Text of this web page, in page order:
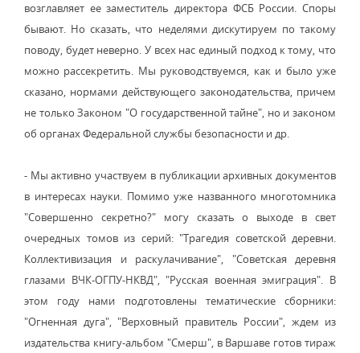
возглавляет ее заместитель директора ФСБ России. Споры
бывают. Но сказать, что неделями дискутируем по такому
поводу, будет неверно. У всех нас единый подход к тому, что
можно рассекретить. Мы руководствуемся, как и было уже
сказано, нормами действующего законодательства, причем
не только Законом "О государственной тайне", но и законом
об органах Федеральной службы безопасности и др.
- Мы активно участвуем в публикации архивных документов
в интересах науки. Помимо уже названного многотомника
"Совершенно секретно?" могу сказать о выходе в свет
очередных томов из серий: "Трагедия советской деревни.
Коллективизация и раскулачивание", "Советская деревня
глазами ВЧК-ОГПУ-НКВД", "Русская военная эмиграция". В
этом году нами подготовлены тематические сборники:
"Огненная дуга", "Верховный правитель России", ждем из
издательства книгу-альбом "Смерш", в Варшаве готов тираж